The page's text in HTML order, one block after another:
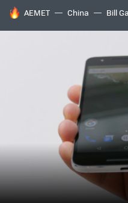
HOY SE HABLA DE
AEMET China Bill